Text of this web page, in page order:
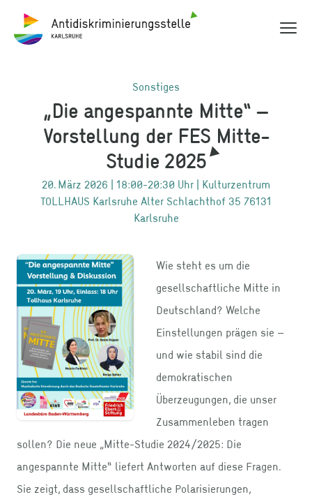
Antidiskriminierungsstelle Karlsruhe
Sonstiges
„Die angespannte Mitte“ –
Vorstellung der FES Mitte-
Studie 2025
20. März 2026 | 18:00-20:30 Uhr | Kulturzentrum
TOLLHAUS Karlsruhe Alter Schlachthof 35 76131
Karlsruhe
Wie steht es um die
gesellschaftliche Mitte in
Deutschland? Welche
Einstellungen prägen sie –
und wie stabil sind die
demokratischen
Überzeugungen, die unser
Zusammenleben tragen
sollen? Die neue „Mitte-Studie 2024/2025: Die
angespannte Mitte“ liefert Antworten auf diese Fragen.
Sie zeigt, dass gesellschaftliche Polarisierungen,